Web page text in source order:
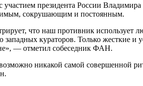
президента России
сокрушающим и постоянным.
что наш противник
кураторов. Только жесткие
— отметил собеседник ФАН.
никакой самой совершенной